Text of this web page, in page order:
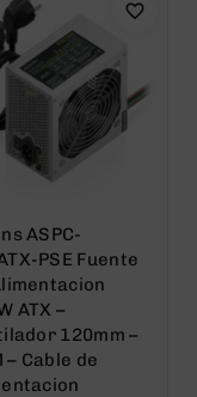
ASPC-
PSE Fuente
ATX –
120mm –
– Cable de